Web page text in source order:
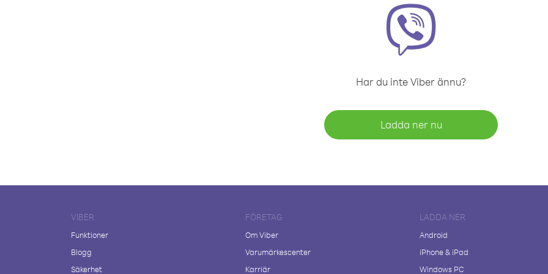
Har du inte Viber ännu?
Ladda ner nu
VIBER
Funktioner
Blogg
Säkerhet
FÖRETAG
Om Viber
Varumärkescenter
Karriär
LADDA NER
Android
iPhone & iPad
Windows PC